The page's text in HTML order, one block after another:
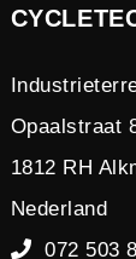
Opaalstraat
1812 RH
Nederland
072 503